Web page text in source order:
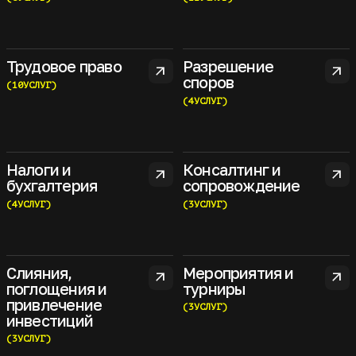
Трудовое право
(10УСЛУГ)
arrow_outward
Разрешение
споров
(4УСЛУГ)
arrow_outward
Налоги и
бухгалтерия
(4УСЛУГ)
arrow_outward
Консалтинг и
сопровождение
(3УСЛУГ)
arrow_outward
Слияния,
поглощения и
привлечение
инвестиций
(3УСЛУГ)
arrow_outward
Мероприятия и
турниры
(3УСЛУГ)
arrow_outward